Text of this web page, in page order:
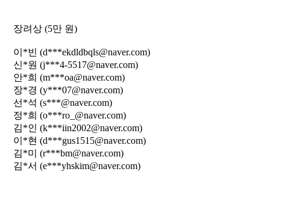
장려상 (5만 원)
이*빈 (d***ekdldbqls@naver.com)
신*원 (j***4-5517@naver.com)
안*희 (m***oa@naver.com)
장*경 (y***07@naver.com)
선*석 (s***@naver.com)
정*희 (o***ro_@naver.com)
김*인 (k***iin2002@naver.com)
이*현 (d***gus1515@naver.com)
김*미 (r***bm@naver.com)
김*서 (e***yhskim@naver.com)